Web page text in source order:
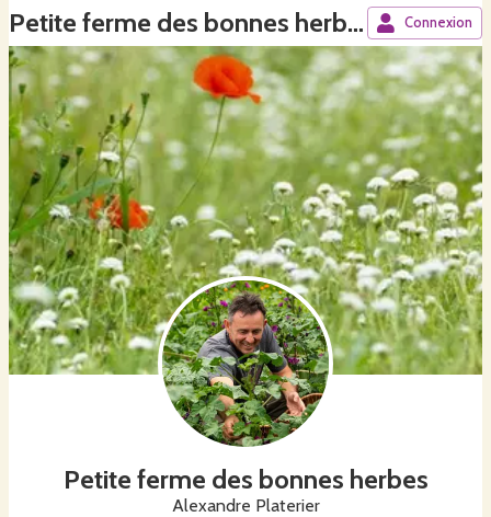
Petite ferme des bonnes herbes Connexion
Petite ferme des bonnes herbes
Alexandre Platerier